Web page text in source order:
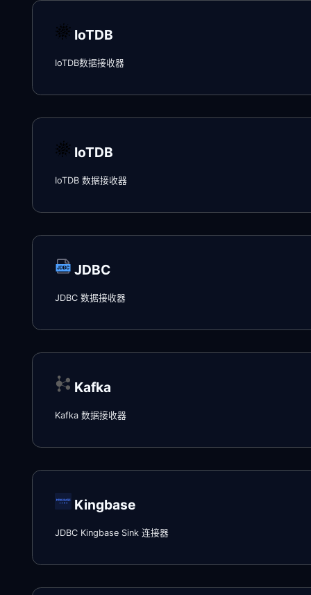
IoTDB
IoTDB数据接收器
IoTDB
IoTDB 数据接收器
JDBC
JDBC 数据接收器
Kafka
Kafka 数据接收器
Kingbase
JDBC Kingbase Sink 连接器